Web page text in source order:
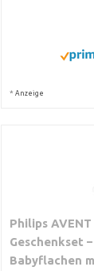
* Anzeige
Philips
Geschenkset
Babyflachen